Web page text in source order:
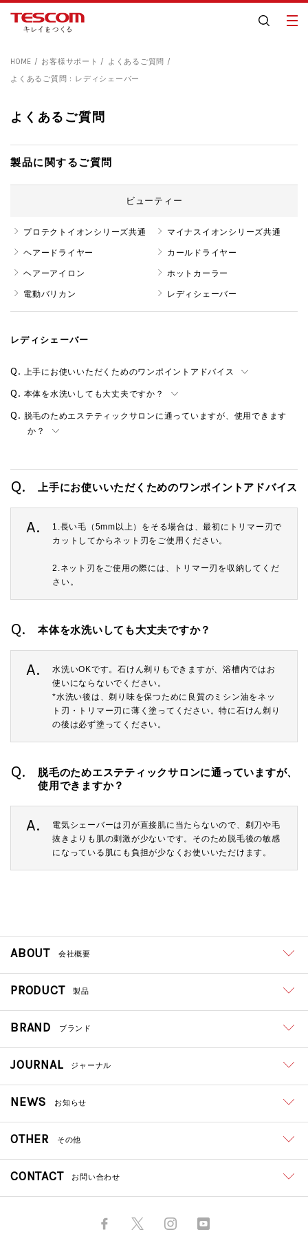
HOME お客様サポート
よくあるご質問
よくあるご質問：レディシェーバー
よくあるご質問
製品に関するご質問
ビューティー
プロテクトイオンシリーズ共通 マイナスイオンシリーズ共通
ヘアードライヤー カールドライヤー
ヘアーアイロン ホットカーラー
電動バリカン レディシェーバー
レディシェーバー
上手にお使いいただくためのワンポイントアドバイス
本体を水洗いしても大丈夫ですか？
脱毛のためエステティックサロンに通っていますが、使用できます
か？
Q. 上手にお使いいただくためのワンポイントアドバイス
A.
1.長い毛（5mm以上）をそる場合は、最初にトリマー刃で
カットしてからネット刃をご使用ください。
2.ネット刃をご使用の際には、トリマー刃を収納してくだ
さい。
Q. 本体を水洗いしても大丈夫ですか？
A.
水洗いOKです。石けん剃りもできますが、浴槽内ではお
使いにならないでください。
*水洗い後は、剃り味を保つために良質のミシン油をネッ
ト刃・トリマー刃に薄く塗ってください。特に石けん剃り
の後は必ず塗ってください。
Q.
脱毛のためエステティックサロンに通っていますが、
使用できますか？
A.
電気シェーバーは刃が直接肌に当たらないので、剃刀や毛
抜きよりも肌の刺激が少ないです。そのため脱毛後の敏感
になっている肌にも負担が少なくお使いいただけます。
ABOUT 会社概要
PRODUCT 製品
BRAND ブランド
JOURNAL ジャーナル
NEWS お知らせ
OTHER その他
CONTACT お問い合わせ